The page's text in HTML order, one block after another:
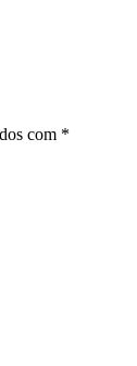
com *